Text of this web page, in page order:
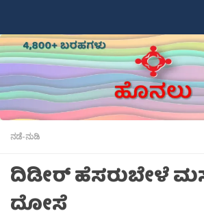
ನಡೆ-ನುಡಿ
ದಿಡೀರ್ ಹೆಸರುಬೇಳೆ
ದೋಸೆ